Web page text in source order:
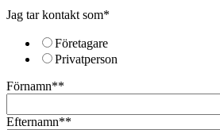
Jag tar kontakt som*
Företagare
Privatperson
Förnamn**
Efternamn**